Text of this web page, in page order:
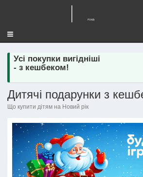
Toggle
navigation
Усі покупки вигідніші
- з кешбеком!
Дитячі подарунки з
Що купити дітям на Новий рік